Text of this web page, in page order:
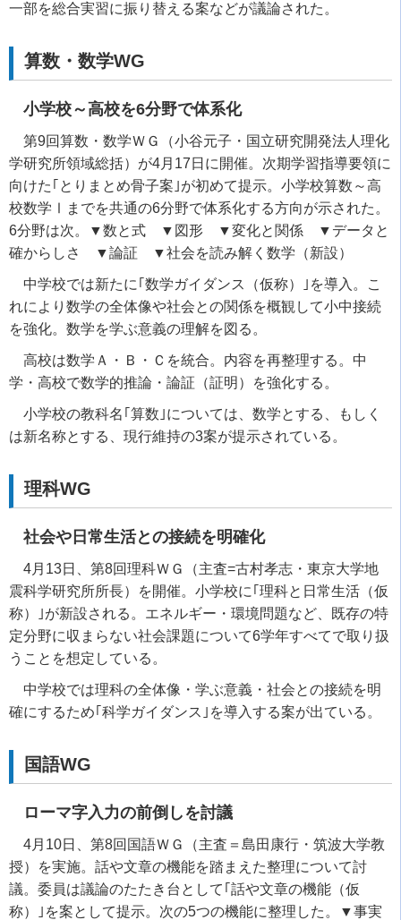
一部を総合実習に振り替える案などが議論された。
算数・数学WG
小学校～高校を6分野で体系化
第9回算数・数学ＷＧ（小谷元子・国立研究開発法人理化
学研究所領域総括）が4月17日に開催。次期学習指導要領に
向けた｢とりまとめ骨子案｣が初めて提示。小学校算数～高
校数学Ⅰまでを共通の6分野で体系化する方向が示された。
6分野は次。▼数と式 ▼図形 ▼変化と関係 ▼データと
確からしさ ▼論証 ▼社会を読み解く数学（新設）
中学校では新たに｢数学ガイダンス（仮称）｣を導入。こ
れにより数学の全体像や社会との関係を概観して小中接続
を強化。数学を学ぶ意義の理解を図る。
高校は数学Ａ・Ｂ・Ｃを統合。内容を再整理する。中
学・高校で数学的推論・論証（証明）を強化する。
小学校の教科名｢算数｣については、数学とする、もしく
は新名称とする、現行維持の3案が提示されている。
理科WG
社会や日常生活との接続を明確化
4月13日、第8回理科ＷＧ（主査=古村孝志・東京大学地
震科学研究所所長）を開催。小学校に｢理科と日常生活（仮
称）｣が新設される。エネルギー・環境問題など、既存の特
定分野に収まらない社会課題について6学年すべてで取り扱
うことを想定している。
中学校では理科の全体像・学ぶ意義・社会との接続を明
確にするため｢科学ガイダンス｣を導入する案が出ている。
国語WG
ローマ字入力の前倒しを討議
4月10日、第8回国語ＷＧ（主査＝島田康行・筑波大学教
授）を実施。話や文章の機能を踏まえた整理について討
議。委員は議論のたたき台として｢話や文章の機能（仮
称）｣を案として提示。次の5つの機能に整理した。▼事実